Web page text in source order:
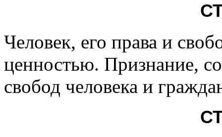
Человек, его права и
ценностью. Признание,
свобод человека и